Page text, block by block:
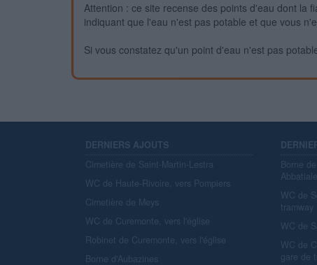
Attention : ce site recense des points d'eau dont la
indiquant que l'eau n'est pas potable et que vous
Si vous constatez qu'un point d'eau n'est pas
DERNIERS AJOUTS
Cimetière de Saint-Martin-Lestra
WC de Haute-Rivoire, vers Pompiers
Cimetière de Meys
WC de Curemonte, vers l'église
Robinet de Curemonte, vers l'église
Borne d'Aubazines
Borne
WC de
tramway
WC de
WC de
gare de